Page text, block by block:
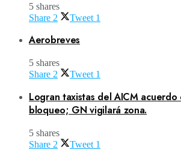
5 shares
Share 2 Tweet 1
Aerobreves
5 shares
Share 2 Tweet 1
Logran taxistas del AICM
bloqueo; GN vigilará zona.
5 shares
Share 2 Tweet 1